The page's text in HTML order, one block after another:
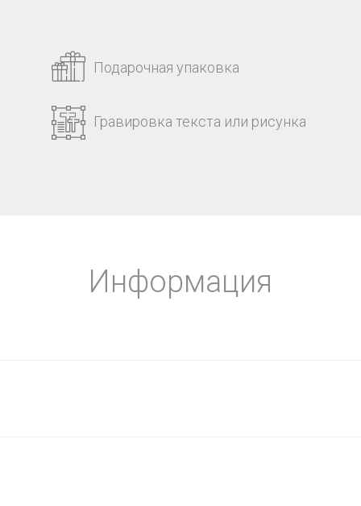
Подарочная упаковка
Гравировка текста или рисунка
Информация